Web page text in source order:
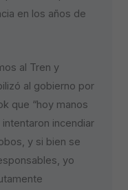
en los años de
al Tren y
al gobierno por
que “hoy manos
incendiar
y si bien se
yo